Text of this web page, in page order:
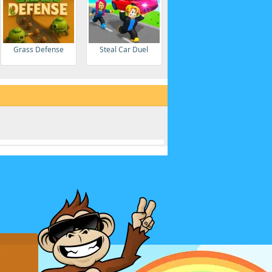
Grass Defense Steal Car Duel